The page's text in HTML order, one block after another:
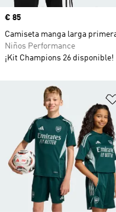
Precio
€ 85
Camiseta manga larga
Niños Performance
¡Kit Champions 26 disponible!